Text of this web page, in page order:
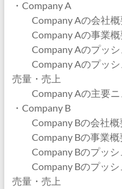
・Company A
Company Aの会社概
Company Aの事業概
Company Aのプッシ
Company Aのプッシ
売量・売上
Company Aの主要ニ
・Company B
Company Bの会社概
Company Bの事業概
Company Bのプッシ
Company Bのプッシ
売量・売上